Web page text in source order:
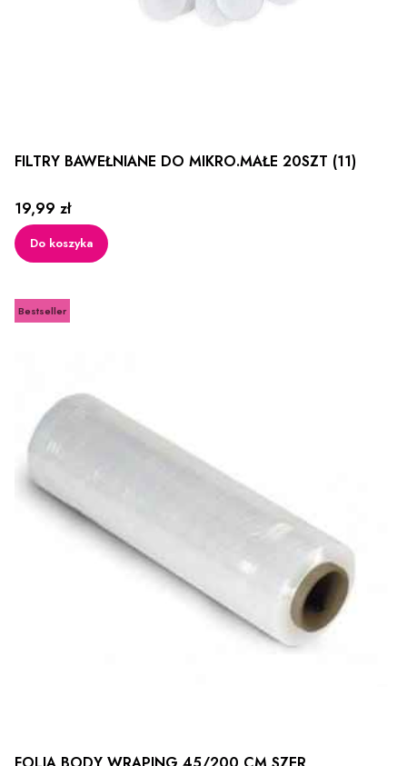
FILTRY BAWEŁNIANE DO MIKRO.MAŁE 20SZT (11)
Cena
19,99 zł
Do koszyka
Bestseller